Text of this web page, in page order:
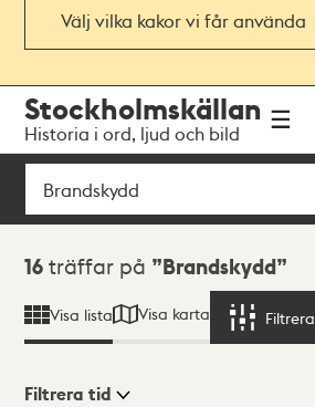
Välj vilka kakor vi får använda
navigationen
huvudinnehållet
Stockholmskällan
Historia i ord, ljud och bild
Sök
Sökresultat
16 träffar på Brandskydd
Visa lista Visa karta Filtrera
Filtrera tid